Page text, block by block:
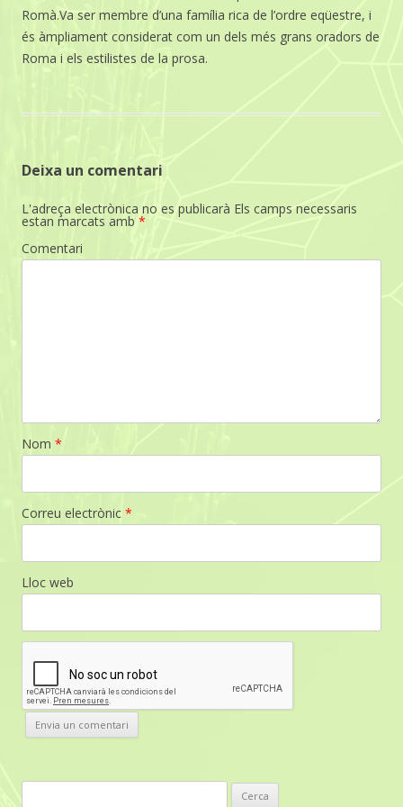
Romà.Va ser membre d’una família rica de l’ordre eqüestre, i
és àmpliament considerat com un dels més grans oradors de
Roma i els estilistes de la prosa.
Deixa un comentari
L'adreça electrònica no es publicarà Els camps necessaris
estan marcats amb *
Comentari
Nom *
Correu electrònic *
Lloc web